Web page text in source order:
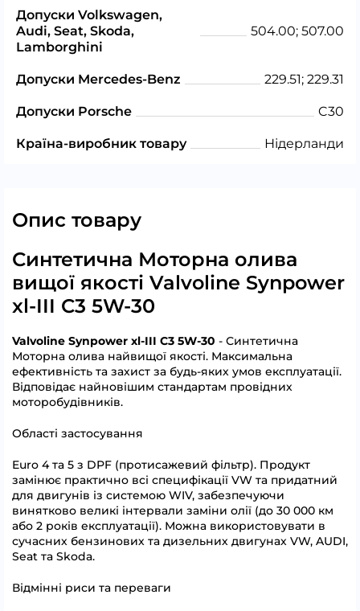
Допуски Volkswagen,
Audi, Seat, Skoda,
Lamborghini
504.00; 507.00
Допуски Mercedes-Benz 229.51; 229.31
Допуски Porsche C30
Країна-виробник товару Нідерланди
Опис товару
Синтетична Моторна олива
вищої якості Valvoline Synpower
xl-III C3 5W-30
Valvoline Synpower xl-III C3 5W-30 - Синтетична
Моторна олива найвищої якості. Максимальна
ефективність та захист за будь-яких умов експлуатації.
Відповідає найновішим стандартам провідних
моторобудівників.
Області застосування
Euro 4 та 5 з DPF (протисажевий фільтр). Продукт
замінює практично всі специфікації VW та придатний
для двигунів із системою WIV, забезпечуючи
винятково великі інтервали заміни олії (до 30 000 км
або 2 років експлуатації). Можна використовувати в
сучасних бензинових та дизельних двигунах VW, AUDI,
Seat та Skoda.
Відмінні риси та переваги